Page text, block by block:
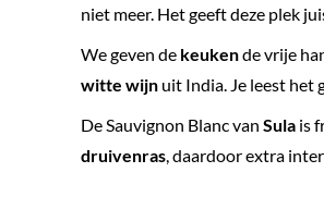
niet meer. Het geeft deze plek
We geven de keukende vrije
witte wijn uit India. Je leest het
De Sauvignon Blanc van Sulais
druivenras, daardoor extra